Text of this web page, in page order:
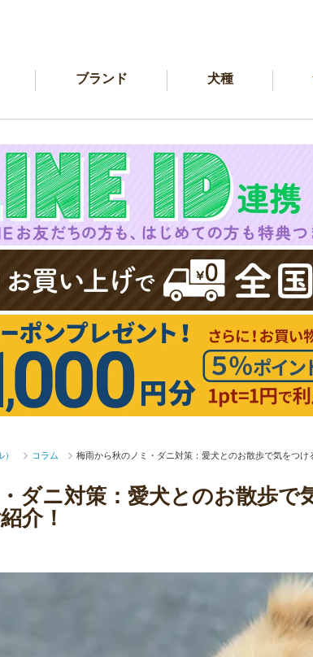
ブランド 犬種
コラム 梅雨から秋のノミ・ダニ対策：愛犬とのお散歩で気をつけ
ダニ対策：愛犬とのお散歩で
介！